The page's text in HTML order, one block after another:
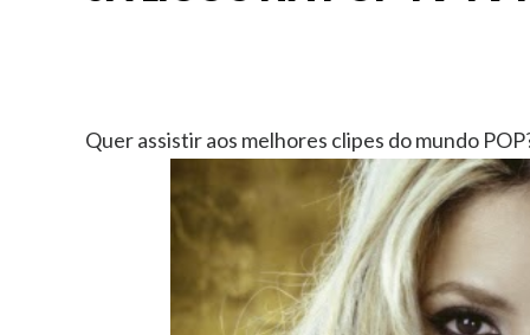
Quer assistir aos melhores clipes do mundo